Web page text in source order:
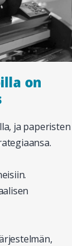
on
ja paperisten